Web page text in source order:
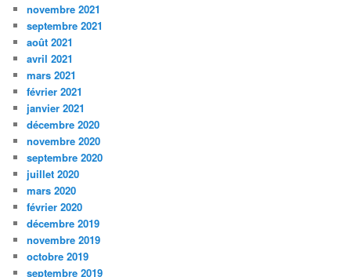
novembre 2021
septembre 2021
août 2021
avril 2021
mars 2021
février 2021
janvier 2021
décembre 2020
novembre 2020
septembre 2020
juillet 2020
mars 2020
février 2020
décembre 2019
novembre 2019
octobre 2019
septembre 2019